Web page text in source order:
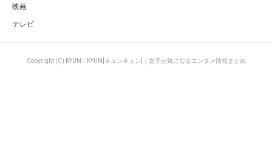
映画
テレビ
Copyright (C) KYUN♡KYUN[キュンキュン]｜女子が気になるエンタメ情報まとめ